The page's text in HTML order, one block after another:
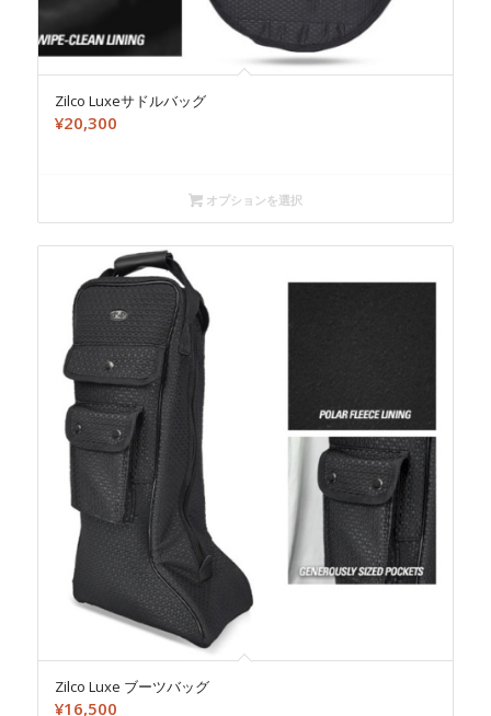
Zilco Luxeサドルバッグ
¥20,300
オプションを選択
Zilco Luxe ブーツバッグ
¥16,500